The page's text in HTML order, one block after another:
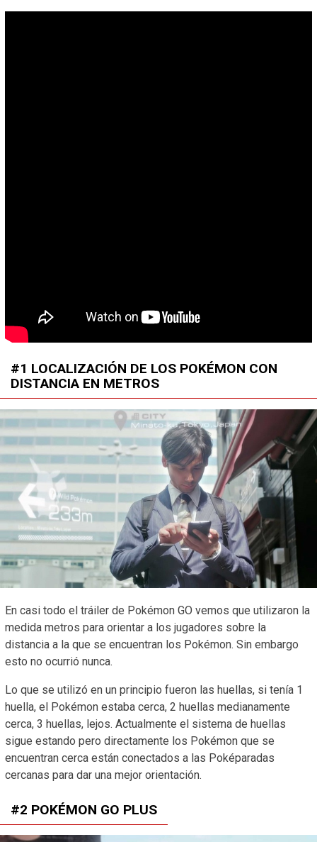
#1 LOCALIZACIÓN DE LOS POKÉMON CON
DISTANCIA EN METROS
En casi todo el tráiler de Pokémon GO vemos que utilizaron la
medida metros para orientar a los jugadores sobre la
distancia a la que se encuentran los Pokémon. Sin embargo
esto no ocurrió nunca.
Lo que se utilizó en un principio fueron las huellas, si tenía 1
huella, el Pokémon estaba cerca, 2 huellas medianamente
cerca, 3 huellas, lejos. Actualmente el sistema de huellas
sigue estando pero directamente los Pokémon que se
encuentran cerca están conectados a las Poképaradas
cercanas para dar una mejor orientación.
#2 POKÉMON GO PLUS